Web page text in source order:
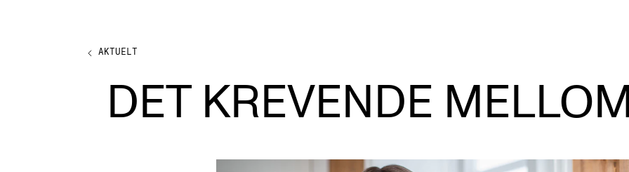
Bachelor
Doktorgrad Salane våre
AKTUELT
DET KREVENDE